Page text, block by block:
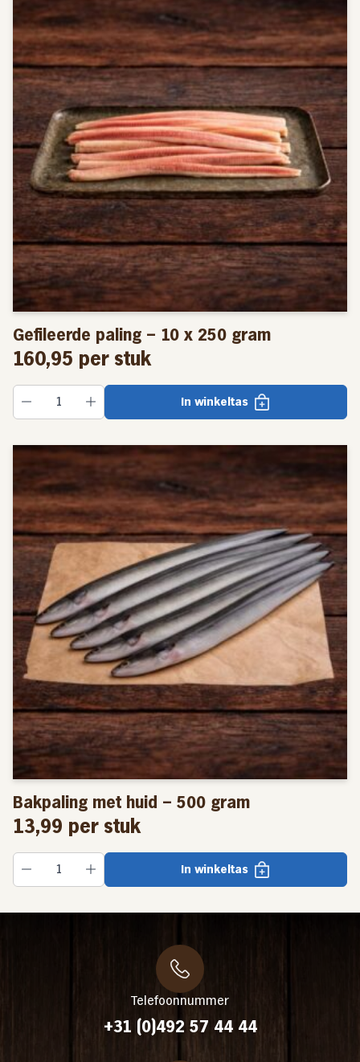
Allergenen: vis
Gefileerde paling – 10 x 250 gram
160,95 per stuk
In winkeltas
Bakpaling met huid – 500 gram
13,99 per stuk
In winkeltas
+31 (0)492 57 44 44
Telefoonnummer